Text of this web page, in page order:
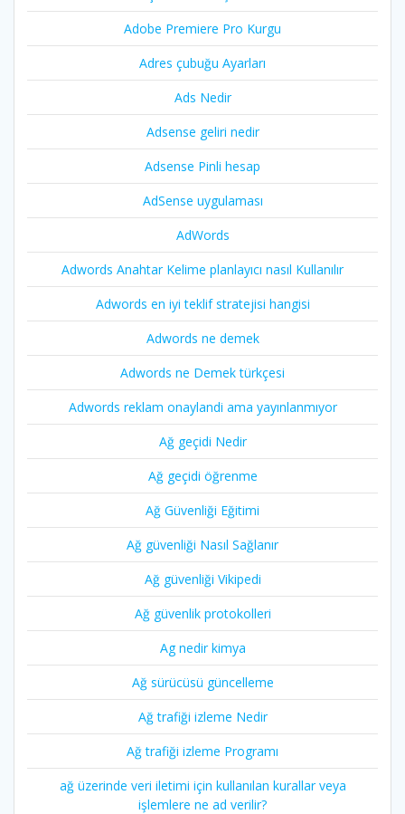
Adobe Premiere Pro Kurgu
Adres çubuğu Ayarları
Ads Nedir
Adsense geliri nedir
Adsense Pinli hesap
AdSense uygulaması
AdWords
Adwords Anahtar Kelime planlayıcı nasıl Kullanılır
Adwords en iyi teklif stratejisi hangisi
Adwords ne demek
Adwords ne Demek türkçesi
Adwords reklam onaylandi ama yayınlanmıyor
Ağ geçidi Nedir
Ağ geçidi öğrenme
Ağ Güvenliği Eğitimi
Ağ güvenliği Nasıl Sağlanır
Ağ güvenliği Vikipedi
Ağ güvenlik protokolleri
Ag nedir kimya
Ağ sürücüsü güncelleme
Ağ trafiği izleme Nedir
Ağ trafiği izleme Programı
ağ üzerinde veri iletimi için kullanılan kurallar veya
işlemlere ne ad verilir?